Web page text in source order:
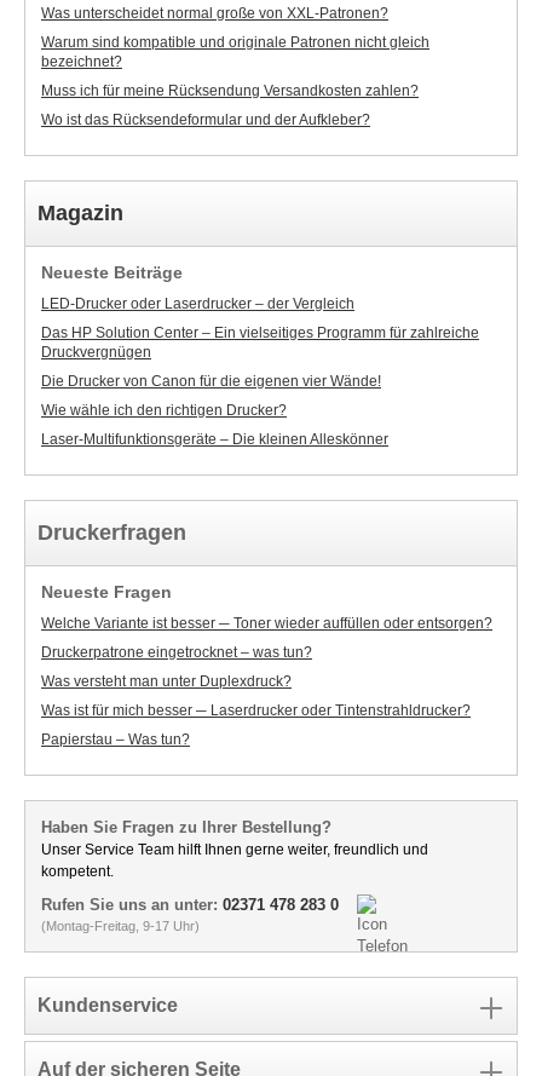
Was unterscheidet normal große von XXL-Patronen?
Warum sind kompatible und originale Patronen nicht gleich
bezeichnet?
Muss ich für meine Rücksendung Versandkosten zahlen?
Wo ist das Rücksendeformular und der Aufkleber?
Magazin
Neueste Beiträge
LED-Drucker oder Laserdrucker – der Vergleich
Das HP Solution Center – Ein vielseitiges Programm für zahlreiche
Druckvergnügen
Die Drucker von Canon für die eigenen vier Wände!
Wie wähle ich den richtigen Drucker?
Laser-Multifunktionsgeräte – Die kleinen Alleskönner
Druckerfragen
Neueste Fragen
Welche Variante ist besser ─ Toner wieder auffüllen oder entsorgen?
Druckerpatrone eingetrocknet – was tun?
Was versteht man unter Duplexdruck?
Was ist für mich besser ─ Laserdrucker oder Tintenstrahldrucker?
Papierstau – Was tun?
Haben Sie Fragen zu Ihrer Bestellung?
Unser Service Team hilft Ihnen gerne weiter, freundlich und
kompetent.
Rufen Sie uns an unter: 02371 478 283 0
(Montag-Freitag, 9-17 Uhr)
Kundenservice
Auf der sicheren Seite